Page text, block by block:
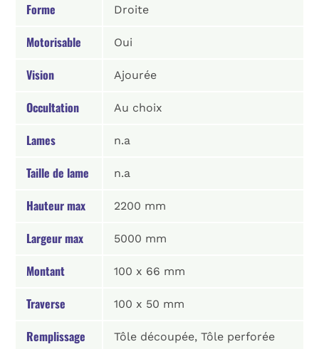
Forme Droite
Motorisable Oui
Vision Ajourée
Occultation Au choix
Lames n.a
Taille de lame n.a
Hauteur max 2200 mm
Largeur max 5000 mm
Montant 100 x 66 mm
Traverse 100 x 50 mm
Remplissage Tôle découpée, Tôle perforée